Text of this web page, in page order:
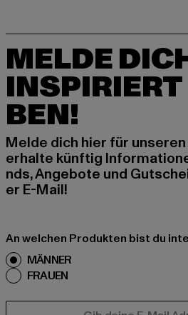
MELDE
BEN!
Melde dich hier für
erhalte künftig
nds, Angebote und
er E-Mail!
An welchen Produkten bist du
MÄNNER
FRAUEN